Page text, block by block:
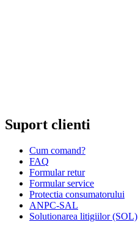
Suport clienti
Cum comand?
FAQ
Formular retur
Formular service
Protectia consumatorului
ANPC-SAL
Solutionarea litigiilor (SOL)